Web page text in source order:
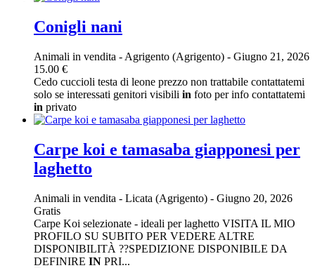
Conigli nani
Animali in vendita - Agrigento (Agrigento) - Giugno 21, 2026
15.00 €
Cedo cuccioli testa di leone prezzo non trattabile contattatemi
solo se interessati genitori visibili in foto per info contattatemi
in privato
Carpe koi e tamasaba giapponesi per
laghetto
Animali in vendita - Licata (Agrigento) - Giugno 20, 2026
Gratis
Carpe Koi selezionate - ideali per laghetto VISITA IL MIO
PROFILO SU SUBITO PER VEDERE ALTRE
DISPONIBILITÀ ??SPEDIZIONE DISPONIBILE DA
DEFINIRE IN PRI...